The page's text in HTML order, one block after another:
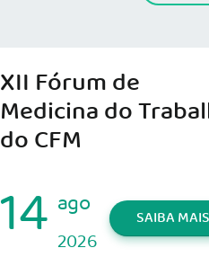
XII Fórum de
Medicina do
do CFM
14 ago
2026
SAIBA MAIS